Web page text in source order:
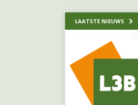
LAATSTE NIEUWS